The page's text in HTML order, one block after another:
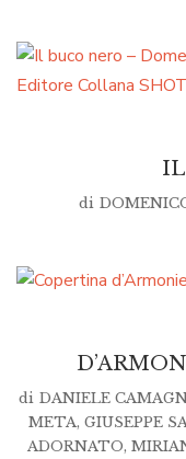
di
di DANIELE
META, GIUSEPPE
ADORNATO,